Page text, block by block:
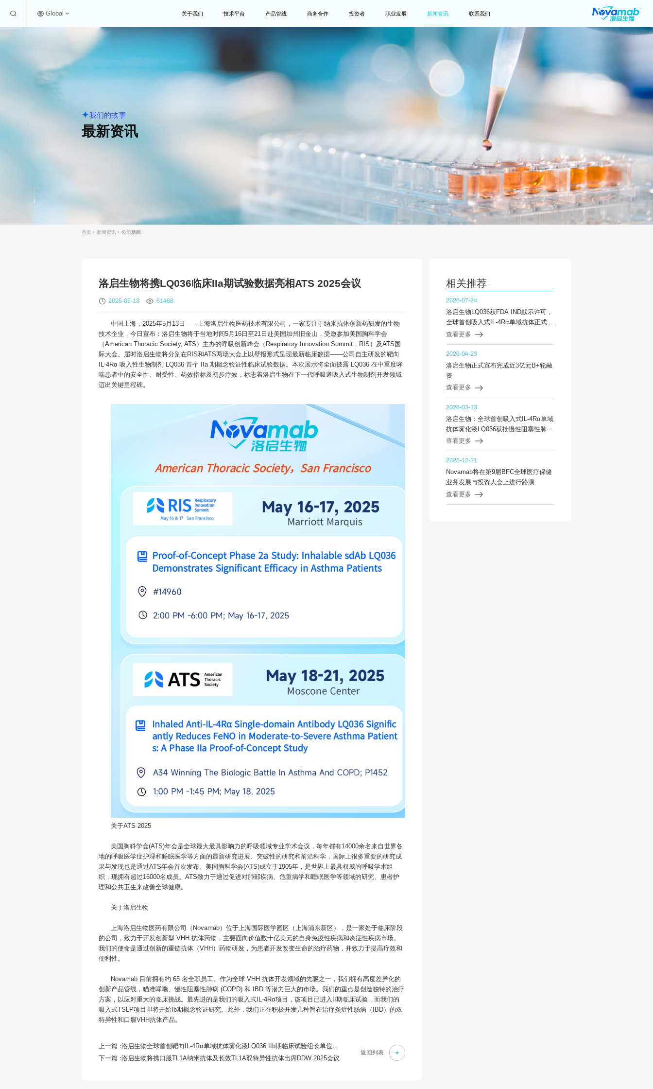
Global 关于我们 技术平台 产品管线 商务合作 投资者 职业发展 新闻资讯 联系我们
我们的故事
最新资讯
首页 新闻资讯 公司新闻
洛启生物将携LQ036临床IIa期试验数据亮相ATS 2025会议
2025-05-13 61468
中国上海，2025年5月13日——上海洛启生物医药技术有限公司，一家专注于纳米抗体创新药研发的生物
技术企业，今日宣布：洛启生物将于当地时间5月16日至21日赴美国加州旧金山，受邀参加美国胸科学会
（American Thoracic Society, ATS）主办的呼吸创新峰会（Respiratory Innovation Summit，RIS）及ATS国
际大会。届时洛启生物将分别在RIS和ATS两场大会上以壁报形式呈现最新临床数据——公司自主研发的靶向
IL-4Rα 吸入性生物制剂 LQ036 首个 IIa 期概念验证性临床试验数据。本次展示将全面披露 LQ036 在中重度哮
喘患者中的安全性、耐受性、药效指标及初步疗效，标志着洛启生物在下一代呼吸道吸入式生物制剂开发领域
迈出关键里程碑。
关于ATS 2025
美国胸科学会(ATS)年会是全球最大最具影响力的呼吸领域专业学术会议，每年都有14000余名来自世界各
地的呼吸医学症护理和睡眠医学等方面的最新研究进展、突破性的研究和前沿科学，国际上很多重要的研究成
果与发现也是通过ATS年会首次发布。美国胸科学会(ATS)成立于1905年，是世界上最具权威的呼吸学术组
织，现拥有超过16000名成员。ATS致力于通过促进对肺部疾病、危重病学和睡眠医学等领域的研究、患者护
理和公共卫生来改善全球健康。
关于洛启生物
上海洛启生物医药有限公司（Novamab）位于上海国际医学园区（上海浦东新区），是一家处于临床阶段
的公司，致力于开发创新型 VHH 抗体药物，主要面向价值数十亿美元的自身免疫性疾病和炎症性疾病市场。
我们的使命是通过创新的重链抗体（VHH）药物研发，为患者开发改变生命的治疗药物，并致力于提高疗效和
便利性。
Novamab 目前拥有约 65 名全职员工。作为全球 VHH 抗体开发领域的先驱之一，我们拥有高度差异化的
创新产品管线，瞄准哮喘、慢性阻塞性肺病 (COPD) 和 IBD 等潜力巨大的市场。我们的重点是创造独特的治疗
方案，以应对重大的临床挑战。最先进的是我们的吸入式IL-4Rα项目，该项目已进入II期临床试验，而我们的
吸入式TSLP项目即将开始Ib期概念验证研究。此外，我们正在积极开发几种旨在治疗炎症性肠病（IBD）的双
特异性和口服VHH抗体产品。
上一篇：
洛启生物全球首创靶向IL-4Rα单域抗体雾化液LQ036 IIb期临床试验组长单位启动会顺利召开
下一篇：洛启生物将携口服TL1A纳米抗体及长效TL1A双特异性抗体出席DDW 2025会议
返回列表
相关推荐
2026-07-24
洛启生物LQ036获FDA IND默示许可，
全球首创吸入式IL-4Rα单域抗体正式开
启中美双轨临床开发
查看更多
2026-04-23
洛启生物正式宣布完成近3亿元B+轮融
资
查看更多
2026-03-13
洛启生物：全球首创吸入式IL-4Rα单域
抗体雾化液LQ036获批慢性阻塞性肺病
（COPD）中国II期临床试验
查看更多
2025-12-31
Novamab将在第9届BFC全球医疗保健
业务发展与投资大会上进行路演
查看更多